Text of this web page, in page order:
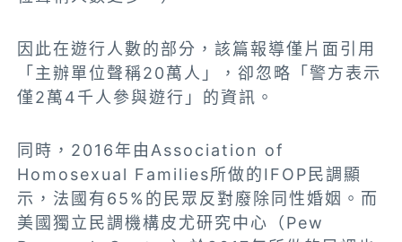
因此在遊行人數的部分，該篇報導僅片面引用
「主辦單位聲稱20萬人」，卻忽略「警方表示
僅2萬4千人參與遊行」的資訊。
同時，2016年由Association of
Homosexual Families所做的IFOP民調顯
示，法國有65%的民眾反對廢除同性婚姻。而
美國獨立民調機構皮尤研究中心（Pew